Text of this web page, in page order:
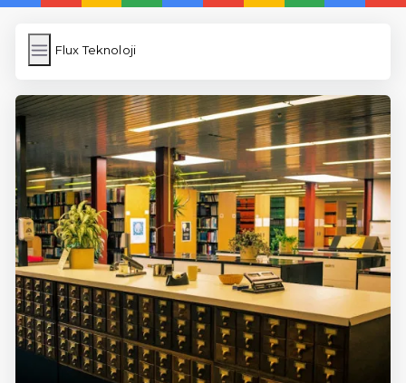
Flux Teknoloji
Flux Teknoloji
Resim Yükle
Wordpress Cache
Anasayfa
5 Günde İngilizce
İngilizce
Dil Eğitimi
En Hızlı İngilizce